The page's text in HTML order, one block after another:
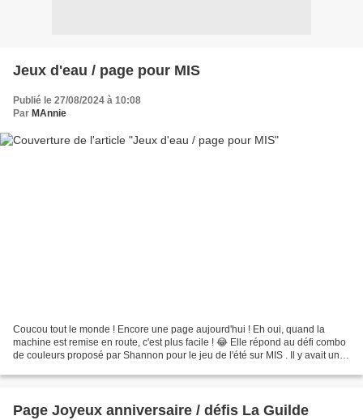
Jeux d'eau / page pour MIS
Publié le 27/08/2024 à 10:08
Par MAnnie
Coucou tout le monde ! Encore une page aujourd'hui ! Eh oui, quand la
machine est remise en route, c'est plus facile ! 😂 Elle répond au défi combo
de couleurs proposé par Shannon pour le jeu de l'été sur MIS . Il y avait un
Page Joyeux anniversaire / défis La Guilde